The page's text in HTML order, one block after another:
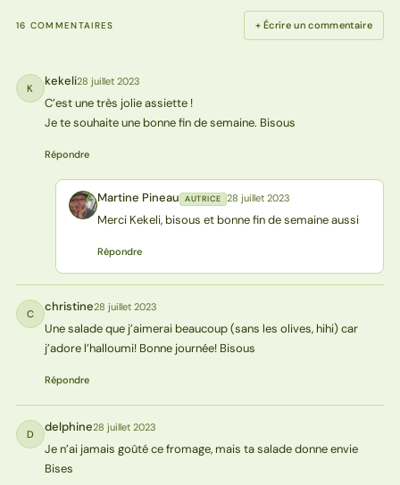
16 COMMENTAIRES + Écrire un commentaire
K kekeli28 juillet 2023
C’est une très jolie assiette !
Je te souhaite une bonne fin de semaine. Bisous
Répondre
MP Martine Pineau AUTRICE 28 juillet 2023
Merci Kekeli, bisous et bonne fin de semaine aussi
Répondre
C christine28 juillet 2023
Une salade que j’aimerai beaucoup (sans les olives, hihi) car
j’adore l’halloumi! Bonne journée! Bisous
Répondre
D delphine28 juillet 2023
Je n’ai jamais goûté ce fromage, mais ta salade donne envie
Bises